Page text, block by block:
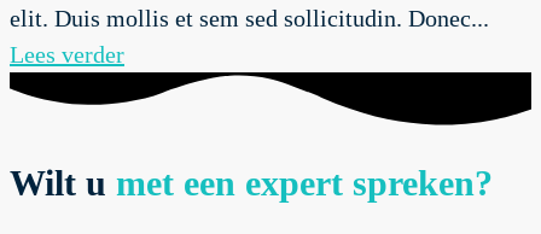
elit. Duis mollis et sem sed sollicitudin. Donec...
Lees verder
Wilt u met een expert spreken?